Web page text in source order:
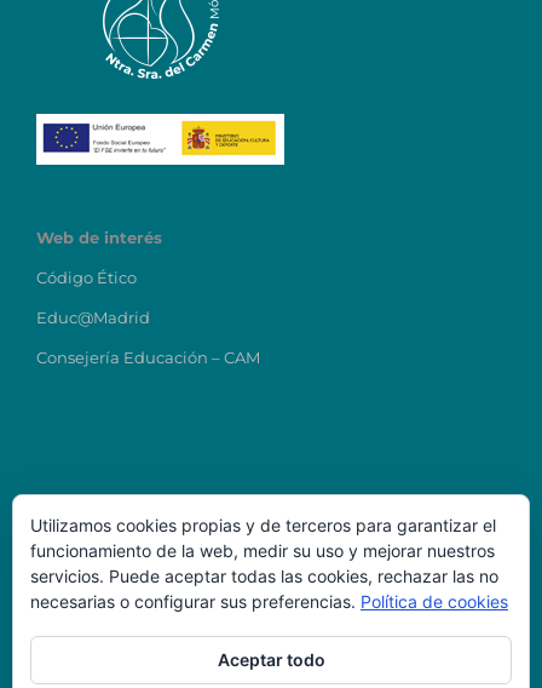
Web de interés
Código Ético
Educ@Madrid
Consejería Educación – CAM
Datos de Contacto
Colegio Ntra Sra del Carmen
direcciontitular@carmenmostoles.es
Código Centro: 28023224
Teléfono: 916456723
Utilizamos cookies propias y de terceros para garantizar el
funcionamiento de la web, medir su uso y mejorar nuestros
servicios. Puede aceptar todas las cookies, rechazar las no
necesarias o configurar sus preferencias. Política de cookies
Aceptar todo